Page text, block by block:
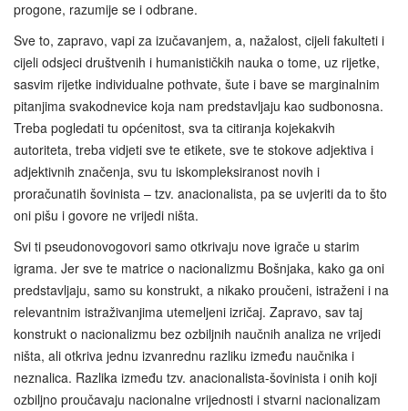
progone, razumije se i odbrane.
Sve to, zapravo, vapi za izučavanjem, a, nažalost, cijeli fakulteti i
cijeli odsjeci društvenih i humanističkih nauka o tome, uz rijetke,
sasvim rijetke individualne pothvate, šute i bave se marginalnim
pitanjima svakodnevice koja nam predstavljaju kao sudbonosna.
Treba pogledati tu općenitost, sva ta citiranja kojekakvih
autoriteta, treba vidjeti sve te etikete, sve te stokove adjektiva i
adjektivnih značenja, svu tu iskompleksiranost novih i
proračunatih šovinista – tzv. anacionalista, pa se uvjeriti da to što
oni pišu i govore ne vrijedi ništa.
Svi ti pseudonovogovori samo otkrivaju nove igrače u starim
igrama. Jer sve te matrice o nacionalizmu Bošnjaka, kako ga oni
predstavljaju, samo su konstrukt, a nikako proučeni, istraženi i na
relevantnim istraživanjima utemeljeni izričaj. Zapravo, sav taj
konstrukt o nacionalizmu bez ozbiljnih naučnih analiza ne vrijedi
ništa, ali otkriva jednu izvanrednu razliku između naučnika i
neznalica. Razlika između tzv. anacionalista-šovinista i onih koji
ozbiljno proučavaju nacionalne vrijednosti i stvarni nacionalizam